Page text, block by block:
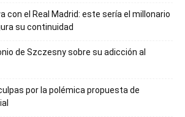
con el Real Madrid: este sería el millonario
su continuidad
de Szczesny sobre su adicción al
por la polémica propuesta de